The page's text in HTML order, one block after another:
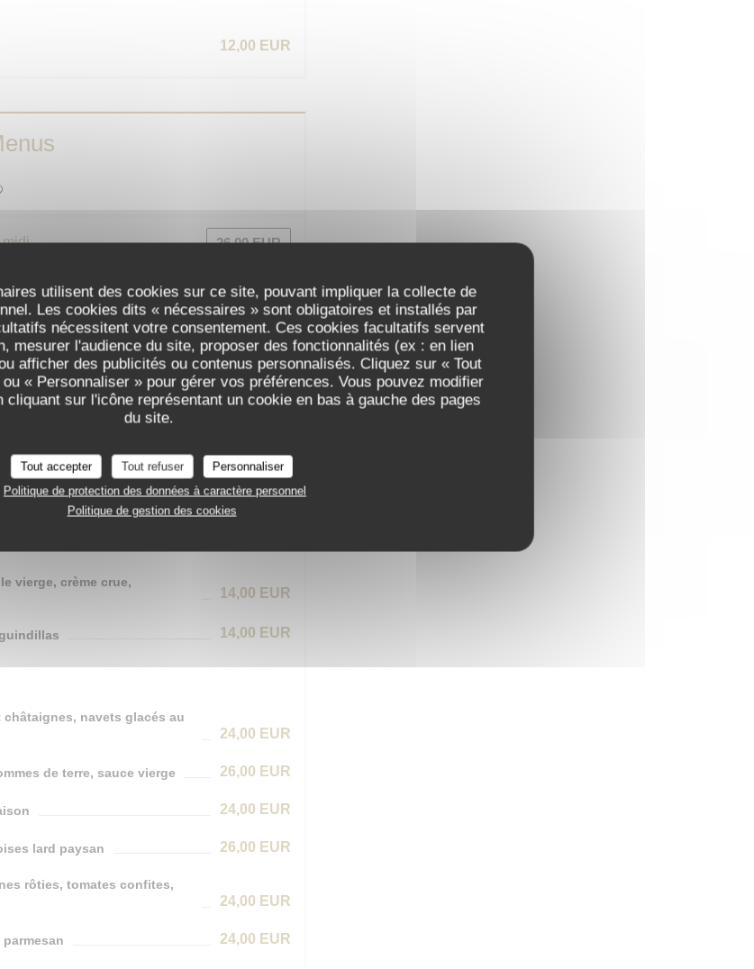
utilisent des cookies sur ce site, pouvant impliquer la collecte de
Les cookies dits « nécessaires » sont obligatoires et installés par
nécessitent votre consentement. Ces cookies facultatifs servent
mesurer l'audience du site, proposer des fonctionnalités (ex : en lien
afficher des publicités ou contenus personnalisés. Cliquez sur « Tout
« Personnaliser » pour gérer vos préférences. Vous pouvez modifier
sur l'icône représentant un cookie en bas à gauche des pages
du site.
Tout accepter Tout refuser
Personnaliser
Politique de protection des données à caractère personnel
Politique de gestion des cookies
12,00 EUR
26,00 EUR
partager …
14,00 EUR
42,00 EUR
vierge, crème crue,
14,00 EUR
14,00 EUR
navets glacés au
24,00 EUR
de terre, sauce vierge 26,00 EUR
24,00 EUR
lard paysan 26,00 EUR
rôties, tomates confites,
24,00 EUR
24,00 EUR